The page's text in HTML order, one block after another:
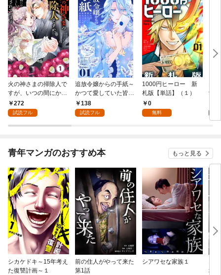
火の神さまの掃除人で
すが、いつの間にか花
嫁として溺愛されてい
ます【単話】（１）
272
試読フル
追放令嬢からの手紙～
かつて愛していた皆さ
まへ 私のことなどお忘
れですか？～【単話】
138
試読フル
1000円ヒーロー 新
札版【単話】（１）
0
無料
9.5
青年マンガのおすすめ本 もっと見る
シカケドキ～15年考え
た復讐計画～１
前の住人がやって来た
第1話
シアワセな家族１
地